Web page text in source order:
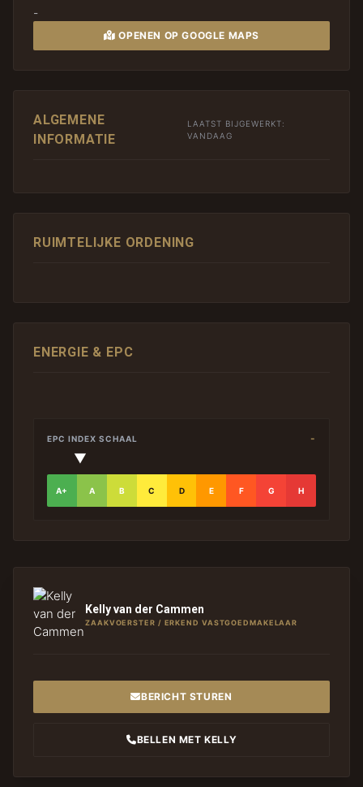
-
OPENEN OP GOOGLE MAPS
ALGEMENE
INFORMATIE
LAATST BIJGEWERKT:
VANDAAG
RUIMTELIJKE ORDENING
ENERGIE & EPC
EPC INDEX SCHAAL -
▼
A+ A B C D E F G H
Kelly van der Cammen
ZAAKVOERSTER / ERKEND VASTGOEDMAKELAAR
BERICHT STUREN
BELLEN MET KELLY